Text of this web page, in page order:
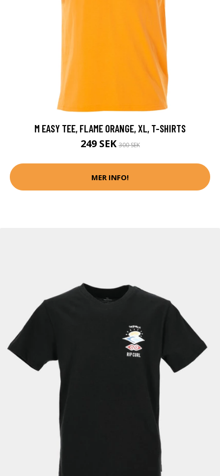
M EASY TEE, FLAME ORANGE, XL, T-SHIRTS
249 SEK300 SEK
MER INFO!